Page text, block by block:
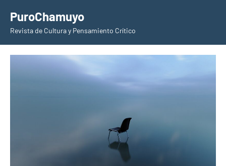
contenido
PuroChamuyo
Revista de Cultura y Pensamiento Crítico